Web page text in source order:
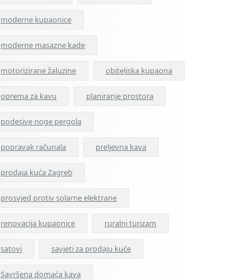
moderne kupaonice
moderne masazne kade
motorizirane žaluzine obiteljska kupaona
oprema za kavu planiranje prostora
podesive noge pergola
popravak računala preljevna kava
prodaja kuća Zagreb
prosvjed protiv solarne elektrane
renovacija kupaonice ruralni turizam
satovi savjeti za prodaju kuće
Savršena domaća kava